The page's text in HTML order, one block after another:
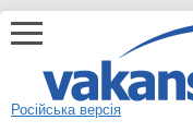
Російська версія